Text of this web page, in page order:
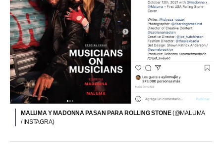
MALUMA Y MADONNA PASAN PARA ROLLING STONE(@MALUMA
/ INSTAGRA)